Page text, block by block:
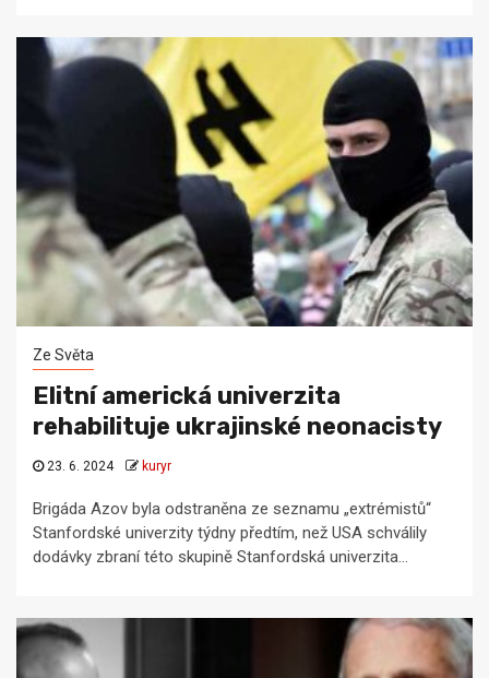
Ze Světa
Elitní americká univerzita
rehabilituje ukrajinské neonacisty
23. 6. 2024 kuryr
Brigáda Azov byla odstraněna ze seznamu „extrémistů“
Stanfordské univerzity týdny předtím, než USA schválily
dodávky zbraní této skupině Stanfordská univerzita...